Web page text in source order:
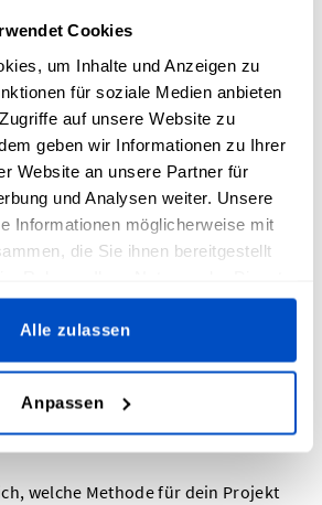
Cookies
um Inhalte und Anzeigen zu
für soziale Medien anbieten
auf unsere Website zu
geben wir Informationen zu Ihrer
Website an unsere Partner für
und Analysen weiter. Unsere
Informationen möglicherweise mit
die Sie ihnen bereitgestellt
Alle zulassen
Anpassen
Lösung
ist anders, deshalb bieten wir
an, angepasst an
und besonders haltbar, empfohlen
schwere Textilien
wieder entfernbar,
Applikationen oder feste
optimal für
und Zunftaccessoires
welche Methode für dein Projekt